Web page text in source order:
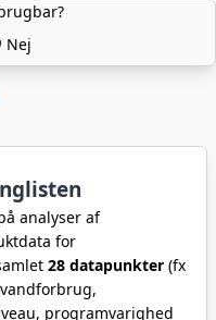
Nej
analyser af
for
28 datapunkter (fx
programvarighed